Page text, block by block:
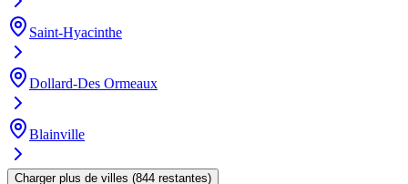
Saint-Hyacinthe
Dollard-Des Ormeaux
Blainville
Charger plus de villes (844 restantes)